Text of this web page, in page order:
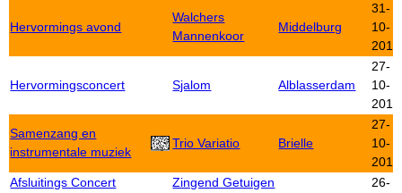
Hervormings avond
Walchers
Mannenkoor
Middelburg
31-
10-
2012
Hervormingsconcert Sjalom Alblasserdam
27-
10-
2012
Samenzang en
instrumentale muziek
Trio Variatio Brielle
27-
10-
2012
Afsluitings Concert
Zingend Getuigen
26-